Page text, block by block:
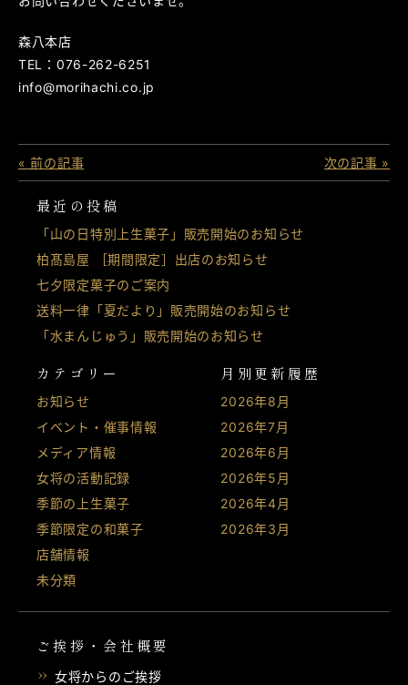
最近の投稿
「山の日特別上生菓子」販売開始のお知らせ
柏髙島屋 ［期間限定］出店のお知らせ
七夕限定菓子のご案内
送料一律「夏だより」販売開始のお知らせ
「水まんじゅう」販売開始のお知らせ
カテゴリー
お知らせ
イベント・催事情報
メディア情報
女将の活動記録
季節の上生菓子
季節限定の和菓子
店舗情報
未分類
月別更新履歴
2026年8月
2026年7月
2026年6月
2026年5月
2026年4月
2026年3月
ご挨拶・会社概要
女将からのご挨拶
森八本店
TEL：076-262-6251
info@morihachi.co.jp
« 前の記事 次の記事 »